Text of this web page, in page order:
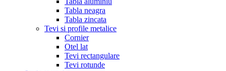
Tabla neagra
Tabla zincata
Tevi si profile metalice
Cornier
Otel lat
Tevi rectangulare
Tevi rotunde